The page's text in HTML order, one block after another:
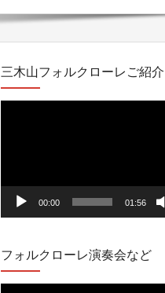
三木山フォルクローレご紹介
レ
ー
ー
00:00 01:56
フォルクローレ演奏会など